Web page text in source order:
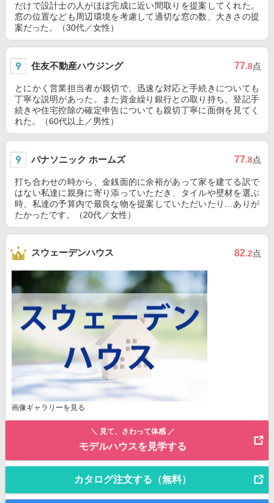
だけで設計士の人がほぼ完成に近い間取りを提案してくれた。
窓の位置なども周辺環境を考慮して適切な窓の数、大きさの提
案だった。（30代／女性）
住友不動産ハウジング 77.8点
とにかく営業担当者が親切で、迅速な対応と手続きについても
丁寧な説明があった。また資金繰り銀行との取り持ち、登記手
続きや住宅控除の確定申告についても親切丁寧に面倒を見てく
れた。（60代以上／男性）
パナソニック ホームズ 77.8点
打ち合わせの時から、金銭面的に余裕があって家を建てる訳で
はない私達に親身に寄り添っていただき、タイルや壁材を選ぶ
時、私達の予算内で最良な物を提案していただいたり…ありが
たかったです。（20代／女性）
スウェーデンハウス 82.2点
画像ギャラリーを見る
＼ 見て、さわって体感 ／
モデルハウスを見学する
カタログ注文する（無料）